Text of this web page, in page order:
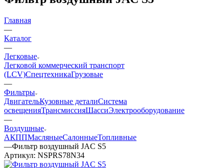
Главная
—
Каталог
—
Легковые
Легковой коммерческий транспорт
(LCV)СпецтехникаГрузовые
—
Фильтры
ДвигательКузовные деталиСистема
освещенияТрансмиссияШассиЭлектрооборудование
—
Воздушные
АКППМасляныеСалонныеТопливные
—Фильтр воздушный JAC S5
Артикул: NSPRS78N34